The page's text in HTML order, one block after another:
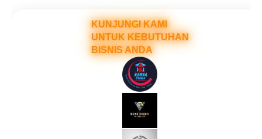
KUNJUNGI KAMI
UNTUK KEBUTUHAN
BISNIS ANDA